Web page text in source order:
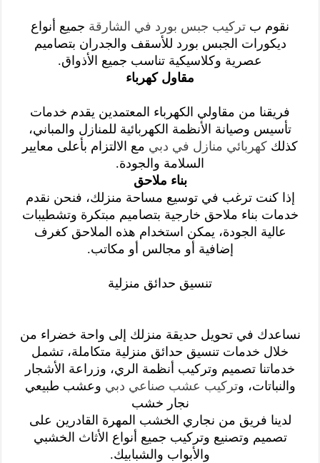
نقوم ب تركيب جبس بورد في الشارقة جميع أنواع
ديكورات الجبس بورد للأسقف والجدران بتصاميم
عصرية وكلاسيكية تناسب جميع الأذواق.
مقاول كهرباء
فريقنا من مقاولي الكهرباء المعتمدين يقدم خدمات
تأسيس وصيانة الأنظمة الكهربائية للمنازل والمباني،
كذلك كهربائي منازل في دبي مع الالتزام بأعلى معايير
السلامة والجودة.
بناء ملاحق
إذا كنت ترغب في توسيع مساحة منزلك، فنحن نقدم
خدمات بناء ملاحق خارجية بتصاميم مبتكرة وتشطيبات
عالية الجودة، يمكن استخدام هذه الملاحق كغرف
إضافية أو مجالس أو مكاتب.
تنسيق حدائق منزلية
نساعدك في تحويل حديقة منزلك إلى واحة خضراء من
خلال خدمات تنسيق حدائق منزلية متكاملة، تشمل
خدماتنا تصميم وتركيب أنظمة الري، وزراعة الأشجار
والنباتات، وتركيب عشب صناعي دبي وعشب طبيعي
نجار خشب
لدينا فريق من نجاري الخشب المهرة القادرين على
تصميم وتصنيع وتركيب جميع أنواع الأثاث الخشبي
والأبواب والشبابيك.